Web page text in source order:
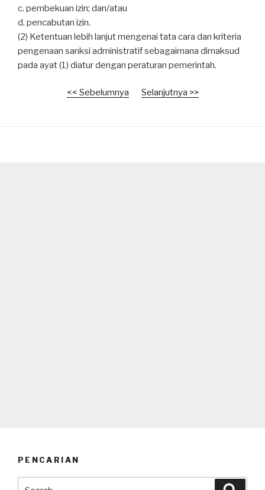
c. pembekuan izin; dan/atau
d. pencabutan izin.
(2) Ketentuan lebih lanjut mengenai tata cara dan kriteria
pengenaan sanksi administratif sebagaimana dimaksud
pada ayat (1) diatur dengan peraturan pemerintah.
<< Sebelumnya Selanjutnya >>
PENCARIAN